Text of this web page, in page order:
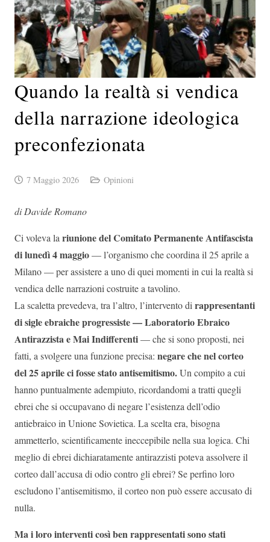
Quando la realtà si vendica
della narrazione ideologica
preconfezionata
7 Maggio 2026 Opinioni
di Davide Romano
Ci voleva la riunione del Comitato Permanente Antifascista
di lunedì 4 maggio— l’organismo che coordina il 25 aprile a
Milano — per assistere a uno di quei momenti in cui la realtà si
vendica delle narrazioni costruite a tavolino.
La scaletta prevedeva, tra l’altro, l’intervento di rappresentanti
di sigle ebraiche progressiste — Laboratorio Ebraico
Antirazzista e Mai Indifferenti— che si sono proposti, nei
fatti, a svolgere una funzione precisa: negare che nel corteo
del 25 aprile ci fosse stato antisemitismo.Un compito a cui
hanno puntualmente adempiuto, ricordandomi a tratti quegli
ebrei che si occupavano di negare l’esistenza dell’odio
antiebraico in Unione Sovietica. La scelta era, bisogna
ammetterlo, scientificamente ineccepibile nella sua logica. Chi
meglio di ebrei dichiaratamente antirazzisti poteva assolvere il
corteo dall’accusa di odio contro gli ebrei? Se perfino loro
escludono l’antisemitismo, il corteo non può essere accusato di
nulla.
Ma i loro interventi così ben rappresentati sono stati